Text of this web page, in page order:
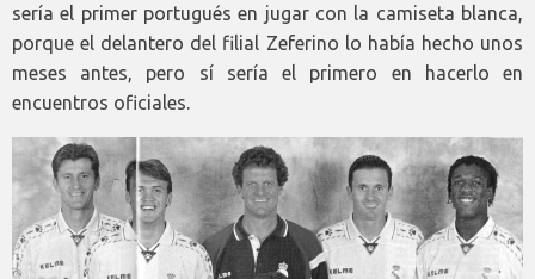
sería el primer portugués en jugar con la camiseta blanca,
porque el delantero del filial Zeferino lo había hecho unos
meses antes, pero sí sería el primero en hacerlo en
encuentros oficiales.